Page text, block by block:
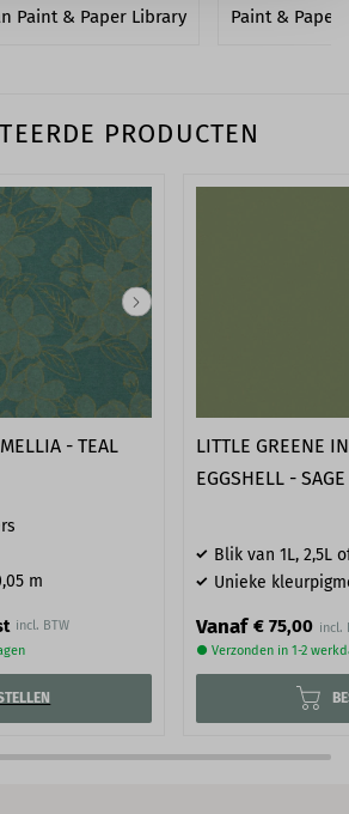
Paint & Paper Library Paint &
PRODUCTEN
- TEAL
m
incl. BTW
LITTLE GREENE
EGGSHELL -
Blik van 1L, 2,5L
Unieke
Vanaf € 75,00
● Verzonden in 1-2